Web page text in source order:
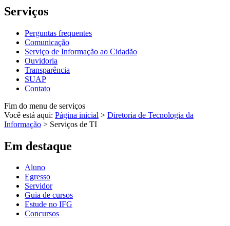
Serviços
Perguntas frequentes
Comunicação
Serviço de Informação ao Cidadão
Ouvidoria
Transparência
SUAP
Contato
Fim do menu de serviços
Você está aqui: Página inicial > Diretoria de Tecnologia da
Informação > Serviços de TI
Em destaque
Aluno
Egresso
Servidor
Guia de cursos
Estude no IFG
Concursos